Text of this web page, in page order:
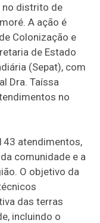
no distrito de
A ação é
Colonização e
de Estado
(Sepat), com
Dra. Taíssa
no
atendimentos,
comunidade e a
O objetivo da
das terras
incluindo o